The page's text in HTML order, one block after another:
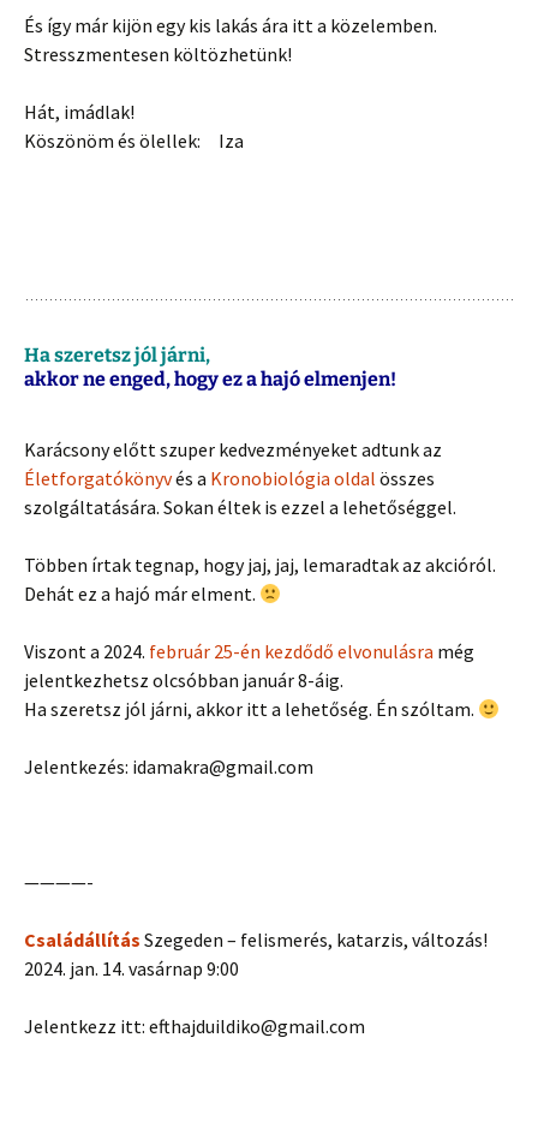
És így már kijön egy kis lakás ára itt a közelemben.
Stresszmentesen költözhetünk!
Hát, imádlak!
Köszönöm és ölellek: Iza
Ha szeretsz jól járni,
akkor ne enged, hogy ez a hajó elmenjen!
Karácsony előtt szuper kedvezményeket adtunk az
Életforgatókönyvés a Kronobiológia oldal összes
szolgáltatására. Sokan éltek is ezzel a lehetőséggel.
Többen írtak tegnap, hogy jaj, jaj, lemaradtak az akcióról.
Dehát ez a hajó már elment.
Viszont a 2024. február 25-én kezdődő elvonulásra még
jelentkezhetsz olcsóbban január 8-áig.
Ha szeretsz jól járni, akkor itt a lehetőség. Én szóltam.
Jelentkezés: idamakra@gmail.com
————-
Családállítás Szegeden – felismerés, katarzis, változás!
2024. jan. 14. vasárnap 9:00
Jelentkezz itt: efthajduildiko@gmail.com